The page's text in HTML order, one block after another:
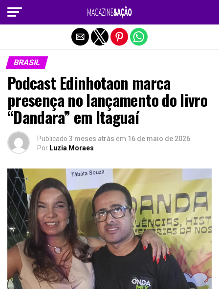
BRASIL
Podcast Edinhotaon marca
presença no lançamento do livro
“Dandara” em Itaguaí
Publicado 3 meses atrás em 16 de maio de 2026
Por Luzia Moraes
Sair da versão mobile